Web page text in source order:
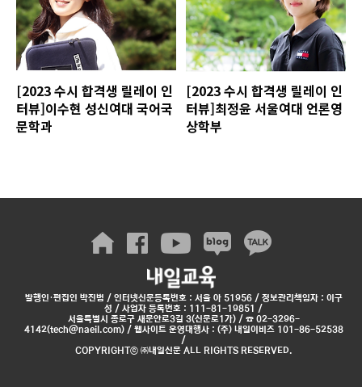
[2023 수시 합격생 릴레이 인
터뷰]이수현 성신여대 국어국
문학과
[2023 수시 합격생 릴레이 인
터뷰]최정윤 서울여대 언론영
상학부
발행인·편집인 박진범 / 인터넷신문등록번호 : 서울 아 51956 / 정보관리책임자 : 이구
성 / 사업자 등록번호 : 111-81-19851 /
서울특별시 종로구 새문안로3길 3(신문로1가) / ☎ 02-3296-
4142(tech@naeil.com) / 웹사이트 운영대행사 : (주) 내일이비즈 101-86-52538
/
COPYRIGHTⓒ ㈜내일신문 ALL RIGHTS RESERVED.